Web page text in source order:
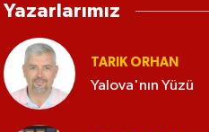
Yazarlarımız
TARIK ORHAN
Yalova'nın Yüzü